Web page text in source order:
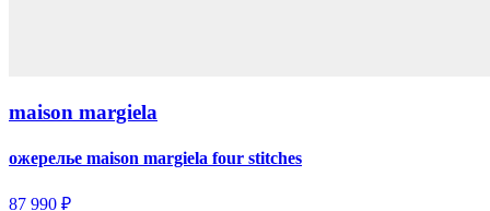
maison margiela
ожерелье maison margiela four stitches
87 990 ₽